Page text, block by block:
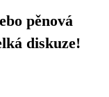
pěnová
diskuze!